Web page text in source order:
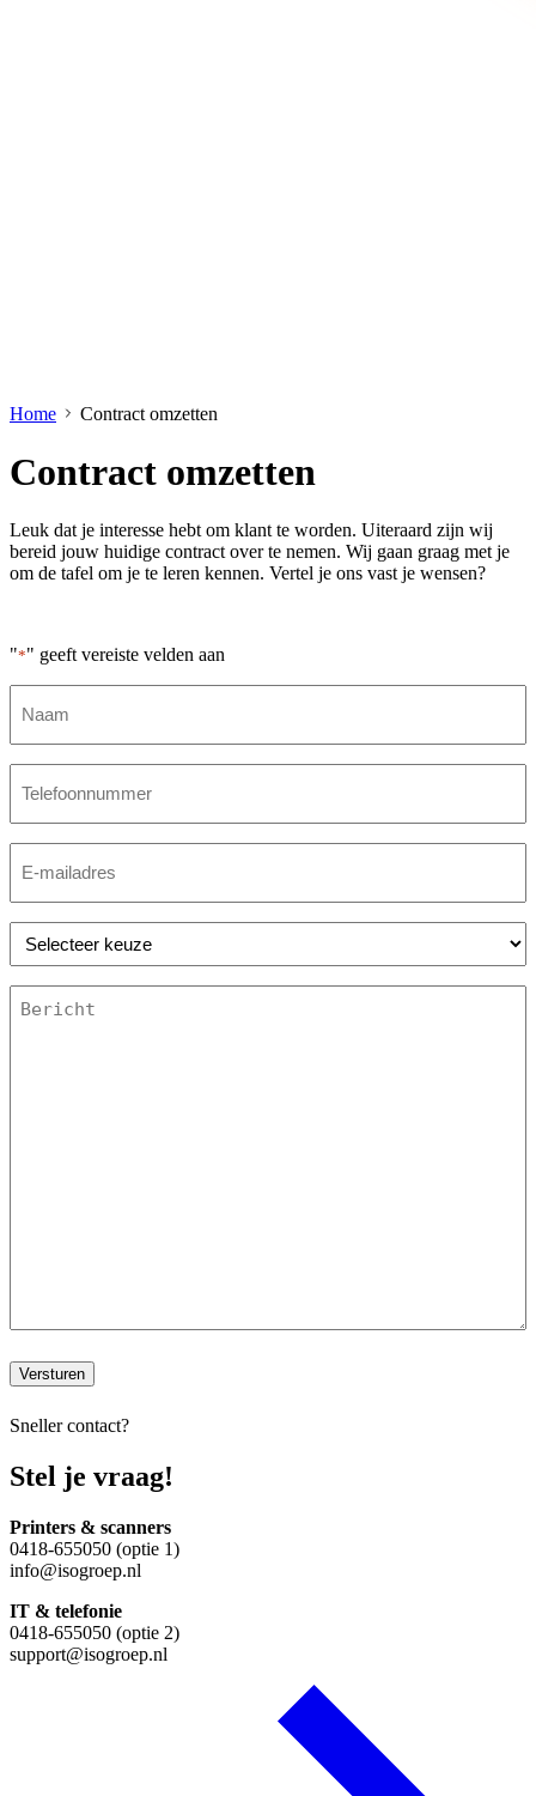
Home Contract omzetten
Contract omzetten
Leuk dat je interesse hebt om klant te worden. Uiteraard zijn wij
bereid jouw huidige contract over te nemen. Wij gaan graag met je
om de tafel om je te leren kennen. Vertel je ons vast je wensen?
"*" geeft vereiste velden aan
mailadres*
Versturen
Sneller contact?
Stel je vraag!
Printers & scanners
0418-655050 (optie 1)
info@isogroep.nl
IT & telefonie
0418-655050 (optie 2)
support@isogroep.nl